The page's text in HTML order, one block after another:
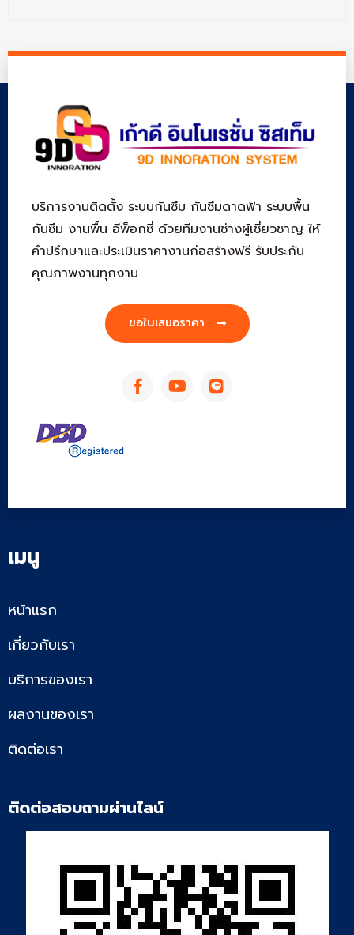
บริการงานติดตั้ง ระบบกันซึม กันซึมดาดฟ้า ระบบพื้น
กันซึม งานพื้น อีพ็อกซี่ ด้วยทีมงานช่างผู้เชี่ยวชาญ ให้
คำปรึกษาและประเมินราคางานก่อสร้างฟรี รับประกัน
คุณภาพงานทุกงาน
ขอใบเสนอราคา
เมนู
หน้าแรก
เกี่ยวกับเรา
บริการของเรา
ผลงานของเรา
ติดต่อเรา
ติดต่อสอบถามผ่านไลน์